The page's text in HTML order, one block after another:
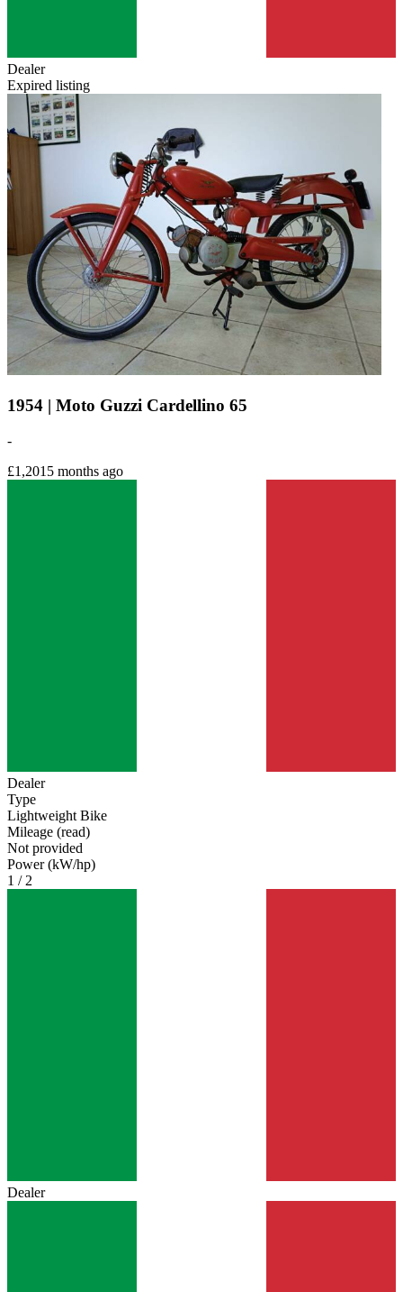
Dealer
Expired listing
1954 | Moto Guzzi Cardellino 65
-
£1,201 5 months ago
Dealer
Type
Lightweight Bike
Mileage (read)
Not provided
Power (kW/hp)
1 / 2
Dealer